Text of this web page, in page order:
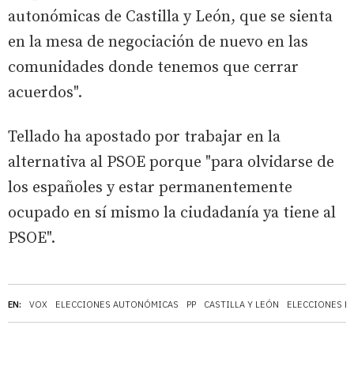
EN: VOX ELECCIONES AUTONÓMICAS PP CASTILLA Y LEÓN ELECCIONES
autonómicas de Castilla y León, que se sienta
en la mesa de negociación de nuevo en las
comunidades donde tenemos que cerrar
acuerdos".
Tellado ha apostado por trabajar en la
alternativa al PSOE porque "para olvidarse de
los españoles y estar permanentemente
ocupado en sí mismo la ciudadanía ya tiene al
PSOE".